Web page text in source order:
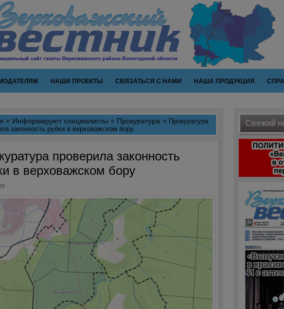
НАШИ ПРОЕКТЫ СВЯЗАТЬСЯ С НАМИ НАША ПРОДУКЦИЯ
Информируют специалисты Прокуратура
Прокуратура
законность рубки в верховажском бору
проверила законность
в верховажском бору
Свежий